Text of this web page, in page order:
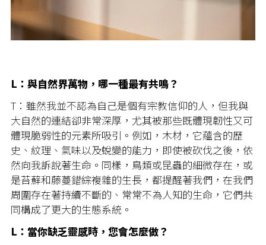
L：與自然界萬物，哪一種最有共鳴？
T：雖然我並不認為自己是個有宗教信仰的人，但我與
大自然的連結卻非常深厚，尤其被那些既體現韌性又可
體現脆弱性的元素所吸引。例如，木材，它蘊含的歷
史、紋理、氣味以及蛻變的能力，即使被砍伐之後，依
然向我訴說著生命。同樣，鳥類或昆蟲的細微存在，或
是苔蘚和藤蔓錯綜複雜的生長，都提醒著我們，在我們
周圍存在著持續不斷的、常常不為人知的生命，它們共
同構成了更大的生態系統。
L：當你缺乏靈感時，您會怎麼做？